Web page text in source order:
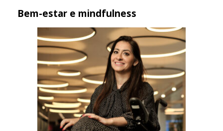
Bem-estar e mindfulness